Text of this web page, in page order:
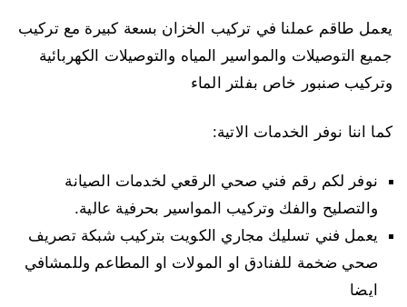
يعمل طاقم عملنا في تركيب الخزان بسعة كبيرة مع تركيب
جميع التوصيلات والمواسير المياه والتوصيلات الكهربائية
وتركيب صنبور خاص بفلتر الماء
كما اننا نوفر الخدمات الاتية:
نوفر لكم رقم فني صحي الرقعي لخدمات الصيانة
والتصليح والفك وتركيب المواسير بحرفية عالية.
يعمل فني تسليك مجاري الكويت بتركيب شبكة تصريف
صحي ضخمة للفنادق او المولات او المطاعم وللمشافي
ايضا